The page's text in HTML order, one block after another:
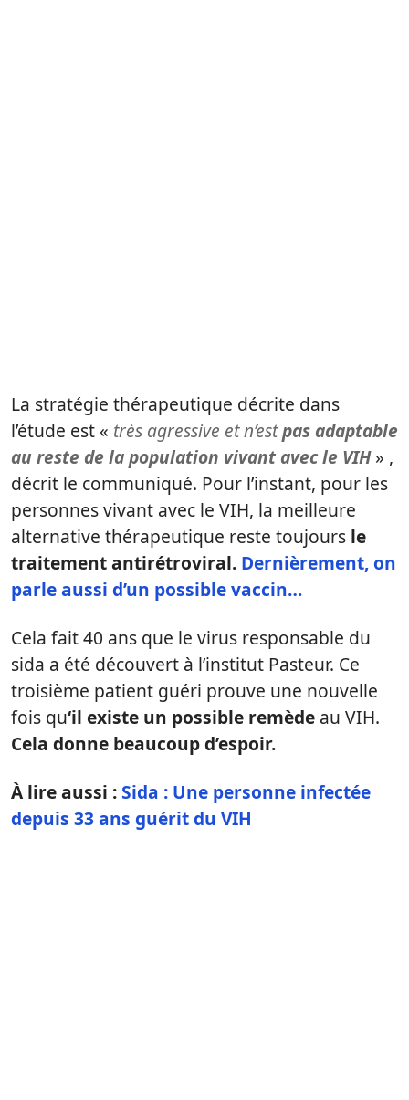
La stratégie thérapeutique décrite dans
l’étude est « très agressive et n’estpas adaptable
au reste de la population vivant avec le VIH» ,
décrit le communiqué. Pour l’instant, pour les
personnes vivant avec le VIH, la meilleure
alternative thérapeutique reste toujours le
traitement antirétroviral. Dernièrement, on
parle aussi d’un possible vaccin…
Cela fait 40 ans que le virus responsable du
sida a été découvert à l’institut Pasteur. Ce
troisième patient guéri prouve une nouvelle
fois qu‘il existe un possible remède au VIH.
Cela donne beaucoup d’espoir.
À lire aussi :Sida : Une personne infectée
depuis 33 ans guérit du VIH